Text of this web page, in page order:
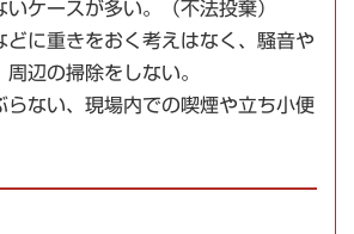
いケースが多い。（不法投棄）
に重きをおく考えはなく、 騒音や
周辺の掃除をしない。
らない、現場内での喫煙や立ち小便